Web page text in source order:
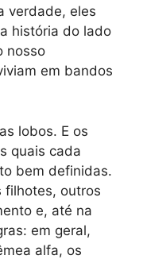
verdade, eles
história do lado
nosso
em bandos
lobos. E os
quais cada
bem definidas.
filhotes, outros
e, até na
em geral,
alfa, os